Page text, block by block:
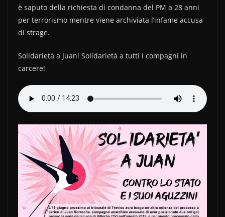
è saputo della richiesta di condanna del PM a 28 anni
per terrorismo mentre viene archiviata l’infame accusa
di strage.
Solidarietà a Juan! Solidarietà a tutti i compagni in
carcere!